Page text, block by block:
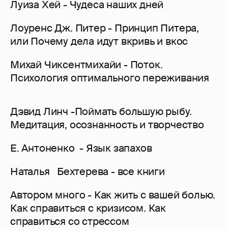
Луиза Хей - Чудеса наших дней
Лоуренс Дж. Питер - Принцип Питера,
или Почему дела идут вкривь и вкос
Михай Чиксентмихайи - Поток.
Психология оптимального переживания
Дэвид Линч -Поймать большую рыбу.
Медитация, осознанность и творчество
Е. Антоненко - Язык запахов
Наталья Бехтерева - все книги
Автором много - Как жить с вашей болью.
Как справиться с кризисом. Как
справиться со стрессом